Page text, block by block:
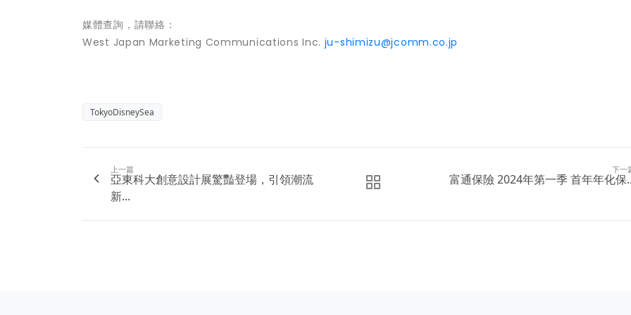
媒體查詢，請聯絡：
West Japan Marketing Communications Inc. ju-shimizu@jcomm.co.jp
TokyoDisneySea
上一篇
亞東科大創意設計展驚豔登場，引領潮流
新...
下一
富通保險 2024年第一季 首年年化保